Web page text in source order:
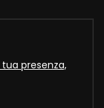
presenza,